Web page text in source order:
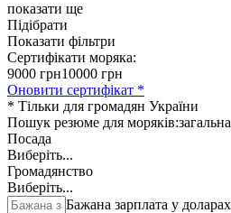
показати ще
Підібрати
Показати фільтри
Сертифікати моряка:
9000 грн10000 грн
Оновити сертифікат *
* Тільки для громадян України
Пошук резюме для моряків:
Посада
Виберіть...
Громадянство
Виберіть...
Бажана зарплата у